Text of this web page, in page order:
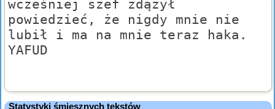
wcześniej szef zdążył
powiedzieć, że nigdy mnie nie
lubił i ma na mnie teraz haka.
YAFUD
Statystyki śmiesznych tekstów